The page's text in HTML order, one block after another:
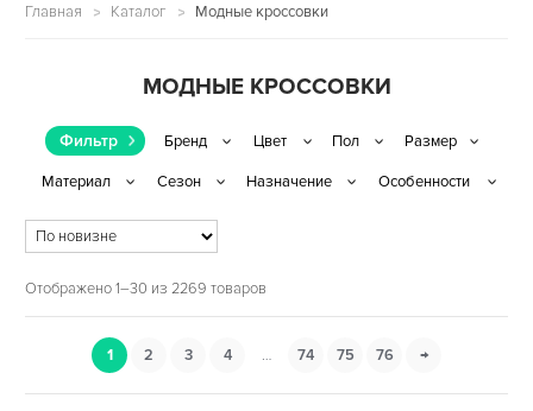
Главная Каталог Модные кроссовки
МОДНЫЕ КРОССОВКИ
Фильтр
Отображено 1–30 из 2269 товаров
1 2 3 4 … 74 75 76 →